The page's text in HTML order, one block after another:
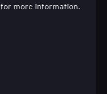
for more information.